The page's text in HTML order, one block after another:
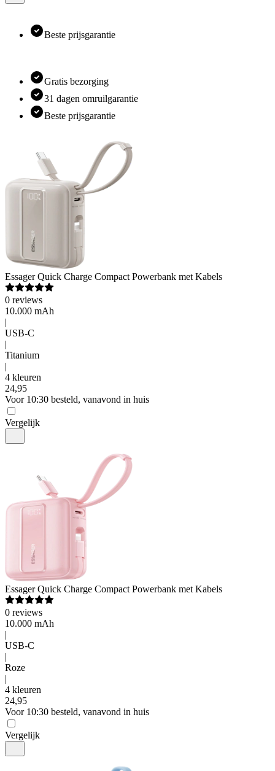
Beste prijsgarantie
Gratis bezorging
31 dagen omruilgarantie
Beste prijsgarantie
Essager Quick Charge Compact Powerbank met Kabels
0 reviews
10.000 mAh
|
USB-C
|
Titanium
|
4 kleuren
24,95
Voor 10:30 besteld, vanavond in huis
Vergelijk
Essager Quick Charge Compact Powerbank met Kabels
0 reviews
10.000 mAh
|
USB-C
|
Roze
|
4 kleuren
24,95
Voor 10:30 besteld, vanavond in huis
Vergelijk